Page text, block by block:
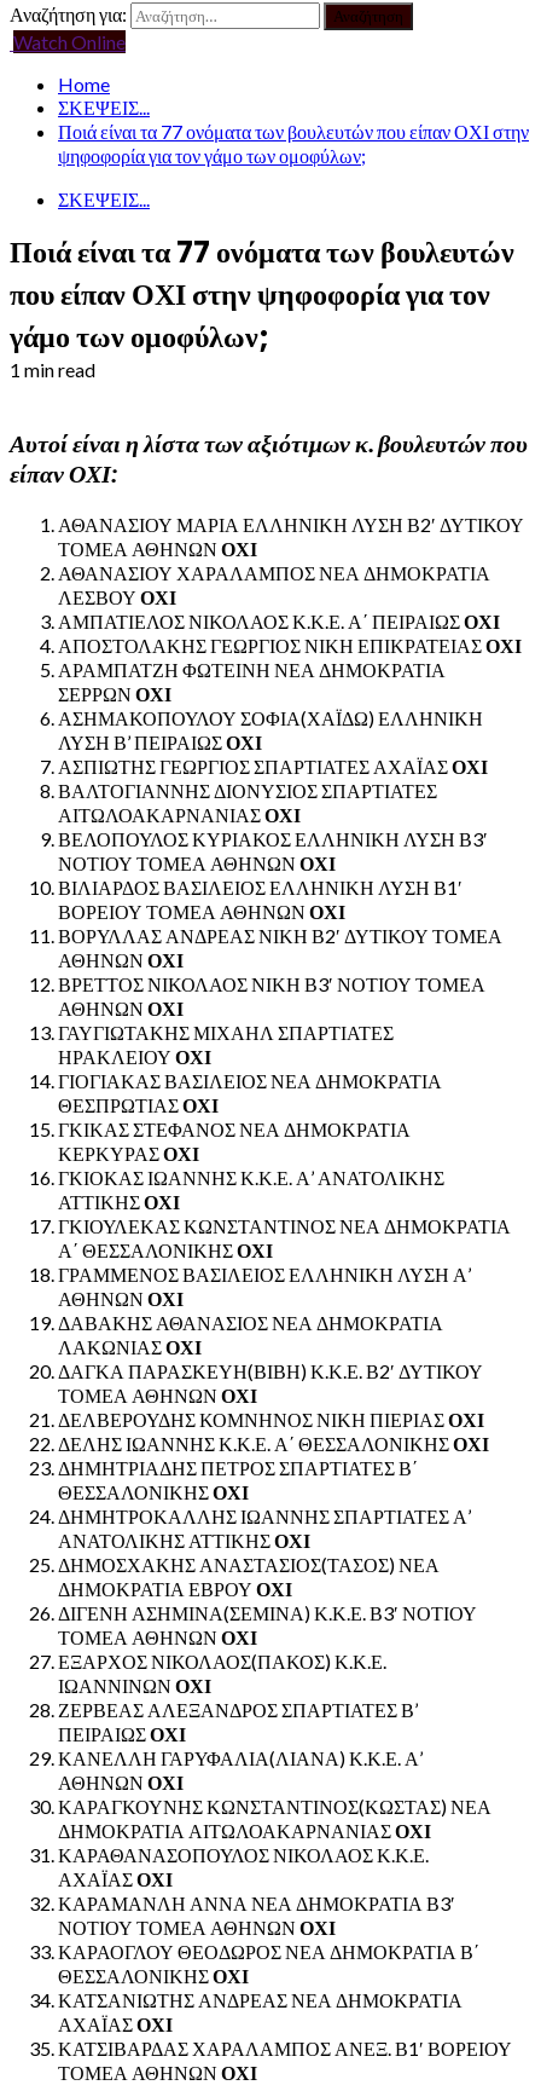
Αναζήτηση για:
Watch Online
Home
ΣΚΕΨΕΙΣ...
Ποιά είναι τα 77 ονόματα των βουλευτών που είπαν ΟΧΙ στην
ψηφοφορία για τον γάμο των ομοφύλων;
ΣΚΕΨΕΙΣ...
Ποιά είναι τα 77 ονόματα των βουλευτών
που είπαν ΟΧΙ στην ψηφοφορία για τον
γάμο των ομοφύλων;
1 min read
Αυτοί είναι η λίστα των αξιότιμων κ. βουλευτών που
είπαν ΟΧΙ:
ΑΘΑΝΑΣΙΟΥ ΜΑΡΙΑ ΕΛΛΗΝΙΚΗ ΛΥΣΗ Β2′ ΔΥΤΙΚΟΥ
ΤΟΜΕΑ ΑΘΗΝΩΝ ΟΧΙ
ΑΘΑΝΑΣΙΟΥ ΧΑΡΑΛΑΜΠΟΣ ΝΕΑ ΔΗΜΟΚΡΑΤΙΑ
ΛΕΣΒΟΥ ΟΧΙ
ΑΜΠΑΤΙΕΛΟΣ ΝΙΚΟΛΑΟΣ Κ.Κ.Ε. Α΄ ΠΕΙΡΑΙΩΣΟΧΙ
ΑΠΟΣΤΟΛΑΚΗΣ ΓΕΩΡΓΙΟΣ ΝΙΚΗ ΕΠΙΚΡΑΤΕΙΑΣΟΧΙ
ΑΡΑΜΠΑΤΖΗ ΦΩΤΕΙΝΗ ΝΕΑ ΔΗΜΟΚΡΑΤΙΑ
ΣΕΡΡΩΝ ΟΧΙ
ΑΣΗΜΑΚΟΠΟΥΛΟΥ ΣΟΦΙΑ(ΧΑΪΔΩ) ΕΛΛΗΝΙΚΗ
ΛΥΣΗ Β’ ΠΕΙΡΑΙΩΣΟΧΙ
ΑΣΠΙΩΤΗΣ ΓΕΩΡΓΙΟΣ ΣΠΑΡΤΙΑΤΕΣ ΑΧΑΪΑΣΟΧΙ
ΒΑΛΤΟΓΙΑΝΝΗΣ ΔΙΟΝΥΣΙΟΣ ΣΠΑΡΤΙΑΤΕΣ
ΑΙΤΩΛΟΑΚΑΡΝΑΝΙΑΣΟΧΙ
ΒΕΛΟΠΟΥΛΟΣ ΚΥΡΙΑΚΟΣ ΕΛΛΗΝΙΚΗ ΛΥΣΗ Β3′
ΝΟΤΙΟΥ ΤΟΜΕΑ ΑΘΗΝΩΝ ΟΧΙ
ΒΙΛΙΑΡΔΟΣ ΒΑΣΙΛΕΙΟΣ ΕΛΛΗΝΙΚΗ ΛΥΣΗ Β1′
ΒΟΡΕΙΟΥ ΤΟΜΕΑ ΑΘΗΝΩΝ ΟΧΙ
ΒΟΡΥΛΛΑΣ ΑΝΔΡΕΑΣ ΝΙΚΗ Β2′ ΔΥΤΙΚΟΥ ΤΟΜΕΑ
ΑΘΗΝΩΝ ΟΧΙ
ΒΡΕΤΤΟΣ ΝΙΚΟΛΑΟΣ ΝΙΚΗ Β3′ ΝΟΤΙΟΥ ΤΟΜΕΑ
ΑΘΗΝΩΝ ΟΧΙ
ΓΑΥΓΙΩΤΑΚΗΣ ΜΙΧΑΗΛ ΣΠΑΡΤΙΑΤΕΣ
ΗΡΑΚΛΕΙΟΥ ΟΧΙ
ΓΙΟΓΙΑΚΑΣ ΒΑΣΙΛΕΙΟΣ ΝΕΑ ΔΗΜΟΚΡΑΤΙΑ
ΘΕΣΠΡΩΤΙΑΣΟΧΙ
ΓΚΙΚΑΣ ΣΤΕΦΑΝΟΣ ΝΕΑ ΔΗΜΟΚΡΑΤΙΑ
ΚΕΡΚΥΡΑΣΟΧΙ
ΓΚΙΟΚΑΣ ΙΩΑΝΝΗΣ Κ.Κ.Ε. Α’ ΑΝΑΤΟΛΙΚΗΣ
ΑΤΤΙΚΗΣΟΧΙ
ΓΚΙΟΥΛΕΚΑΣ ΚΩΝΣΤΑΝΤΙΝΟΣ ΝΕΑ ΔΗΜΟΚΡΑΤΙΑ
Α΄ ΘΕΣΣΑΛΟΝΙΚΗΣΟΧΙ
ΓΡΑΜΜΕΝΟΣ ΒΑΣΙΛΕΙΟΣ ΕΛΛΗΝΙΚΗ ΛΥΣΗ Α’
ΑΘΗΝΩΝ ΟΧΙ
ΔΑΒΑΚΗΣ ΑΘΑΝΑΣΙΟΣ ΝΕΑ ΔΗΜΟΚΡΑΤΙΑ
ΛΑΚΩΝΙΑΣΟΧΙ
ΔΑΓΚΑ ΠΑΡΑΣΚΕΥΗ(ΒΙΒΗ) Κ.Κ.Ε. Β2′ ΔΥΤΙΚΟΥ
ΤΟΜΕΑ ΑΘΗΝΩΝ ΟΧΙ
ΔΕΛΒΕΡΟΥΔΗΣ ΚΟΜΝΗΝΟΣ ΝΙΚΗ ΠΙΕΡΙΑΣΟΧΙ
ΔΕΛΗΣ ΙΩΑΝΝΗΣ Κ.Κ.Ε. Α΄ ΘΕΣΣΑΛΟΝΙΚΗΣΟΧΙ
ΔΗΜΗΤΡΙΑΔΗΣ ΠΕΤΡΟΣ ΣΠΑΡΤΙΑΤΕΣ Β΄
ΘΕΣΣΑΛΟΝΙΚΗΣΟΧΙ
ΔΗΜΗΤΡΟΚΑΛΛΗΣ ΙΩΑΝΝΗΣ ΣΠΑΡΤΙΑΤΕΣ Α’
ΑΝΑΤΟΛΙΚΗΣ ΑΤΤΙΚΗΣΟΧΙ
ΔΗΜΟΣΧΑΚΗΣ ΑΝΑΣΤΑΣΙΟΣ(ΤΑΣΟΣ) ΝΕΑ
ΔΗΜΟΚΡΑΤΙΑ ΕΒΡΟΥ ΟΧΙ
ΔΙΓΕΝΗ ΑΣΗΜΙΝΑ(ΣΕΜΙΝΑ) Κ.Κ.Ε. Β3′ ΝΟΤΙΟΥ
ΤΟΜΕΑ ΑΘΗΝΩΝ ΟΧΙ
ΕΞΑΡΧΟΣ ΝΙΚΟΛΑΟΣ(ΠΑΚΟΣ) Κ.Κ.Ε.
ΙΩΑΝΝΙΝΩΝ ΟΧΙ
ΖΕΡΒΕΑΣ ΑΛΕΞΑΝΔΡΟΣ ΣΠΑΡΤΙΑΤΕΣ Β’
ΠΕΙΡΑΙΩΣΟΧΙ
ΚΑΝΕΛΛΗ ΓΑΡΥΦΑΛΙΑ(ΛΙΑΝΑ) Κ.Κ.Ε. Α’
ΑΘΗΝΩΝ ΟΧΙ
ΚΑΡΑΓΚΟΥΝΗΣ ΚΩΝΣΤΑΝΤΙΝΟΣ(ΚΩΣΤΑΣ) ΝΕΑ
ΔΗΜΟΚΡΑΤΙΑ ΑΙΤΩΛΟΑΚΑΡΝΑΝΙΑΣΟΧΙ
ΚΑΡΑΘΑΝΑΣΟΠΟΥΛΟΣ ΝΙΚΟΛΑΟΣ Κ.Κ.Ε.
ΑΧΑΪΑΣΟΧΙ
ΚΑΡΑΜΑΝΛΗ ΑΝΝΑ ΝΕΑ ΔΗΜΟΚΡΑΤΙΑ Β3′
ΝΟΤΙΟΥ ΤΟΜΕΑ ΑΘΗΝΩΝ ΟΧΙ
ΚΑΡΑΟΓΛΟΥ ΘΕΟΔΩΡΟΣ ΝΕΑ ΔΗΜΟΚΡΑΤΙΑ Β΄
ΘΕΣΣΑΛΟΝΙΚΗΣΟΧΙ
ΚΑΤΣΑΝΙΩΤΗΣ ΑΝΔΡΕΑΣ ΝΕΑ ΔΗΜΟΚΡΑΤΙΑ
ΑΧΑΪΑΣΟΧΙ
ΚΑΤΣΙΒΑΡΔΑΣ ΧΑΡΑΛΑΜΠΟΣ ΑΝΕΞ. Β1′ ΒΟΡΕΙΟΥ
ΤΟΜΕΑ ΑΘΗΝΩΝ ΟΧΙ